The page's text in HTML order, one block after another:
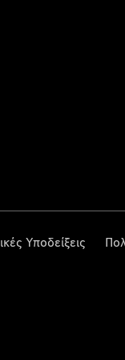
Υποδείξεις